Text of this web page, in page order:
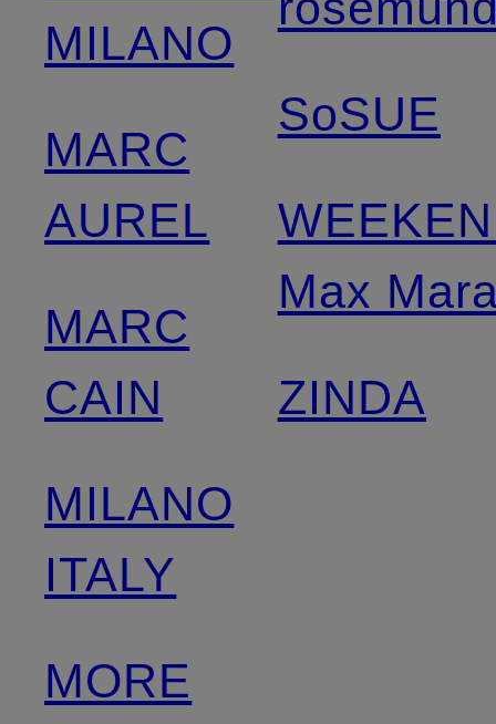
MILANO
MARC
AUREL
MARC
CAIN
MILANO
ITALY
MORE
SoSUE
Max
ZINDA